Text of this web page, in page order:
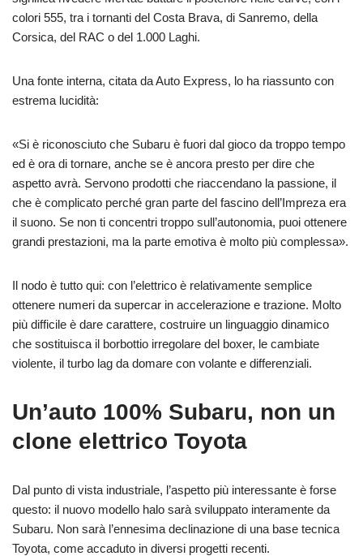
colori 555, tra i tornanti del Costa Brava, di Sanremo, della
Corsica, del RAC o del 1.000 Laghi.
Una fonte interna, citata da Auto Express, lo ha riassunto con
estrema lucidità:
«Si è riconosciuto che Subaru è fuori dal gioco da troppo tempo
ed è ora di tornare, anche se è ancora presto per dire che
aspetto avrà. Servono prodotti che riaccendano la passione, il
che è complicato perché gran parte del fascino dell’Impreza era
il suono. Se non ti concentri troppo sull’autonomia, puoi ottenere
grandi prestazioni, ma la parte emotiva è molto più complessa».
Il nodo è tutto qui: con l’elettrico è relativamente semplice
ottenere numeri da supercar in accelerazione e trazione. Molto
più difficile è dare carattere, costruire un linguaggio dinamico
che sostituisca il borbottio irregolare del boxer, le cambiate
violente, il turbo lag da domare con volante e differenziali.
Un’auto 100% Subaru, non un
clone elettrico Toyota
Dal punto di vista industriale, l’aspetto più interessante è forse
questo: il nuovo modello halo sarà sviluppato interamente da
Subaru. Non sarà l’ennesima declinazione di una base tecnica
Toyota, come accaduto in diversi progetti recenti.